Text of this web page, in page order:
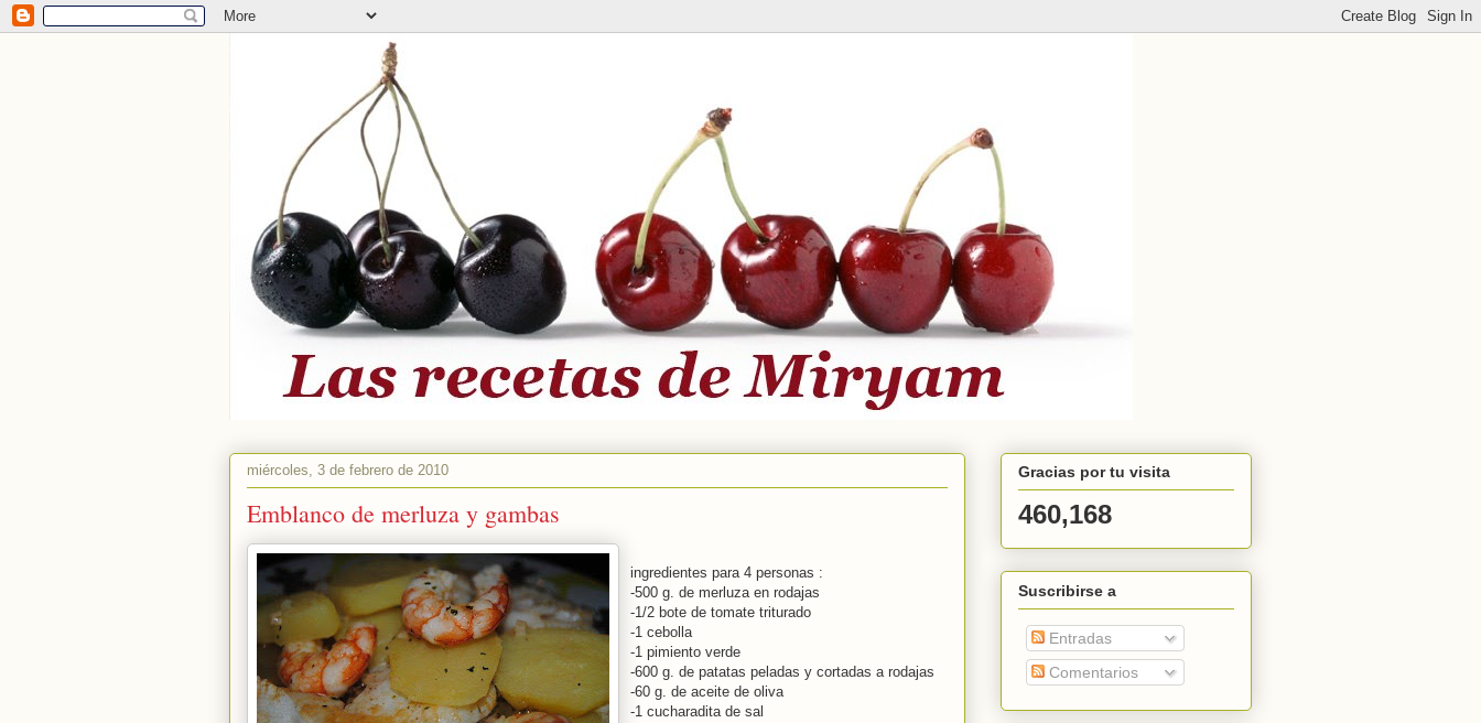
miércoles, 3 de febrero de 2010
Emblanco de merluza y gambas
ingredientes para 4 personas :
-500 g. de merluza en rodajas
-1/2 bote de tomate triturado
-1 cebolla
-1 pimiento verde
-600 g. de patatas peladas y cortadas a rodajas
-60 g. de aceite de oliva
-1 cucharadita de sal
Gracias por tu visita
460,168
Suscribirse a
Entradas
Comentarios